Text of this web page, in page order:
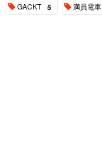
GACKT 5 満員電車